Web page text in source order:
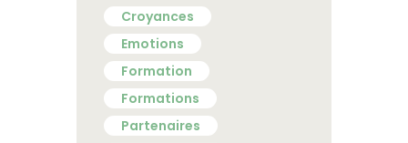
Croyances
Emotions
Formation
Formations
Partenaires